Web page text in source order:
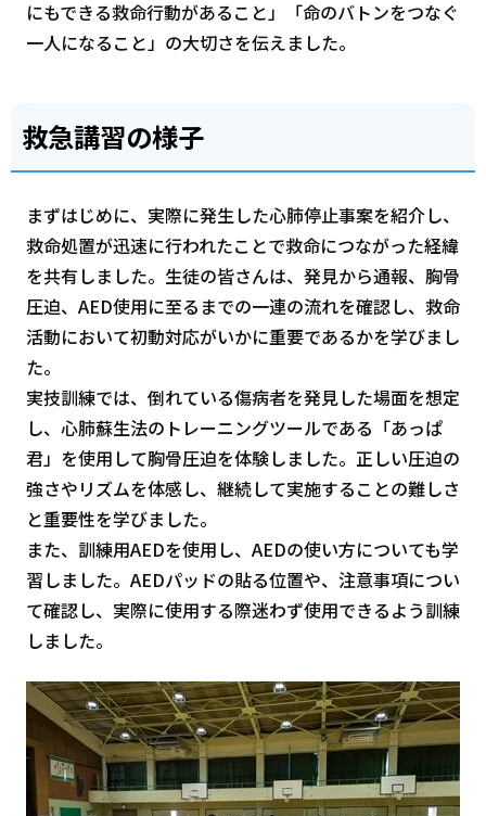
にもできる救命行動があること」「命のバトンをつなぐ
一人になること」の大切さを伝えました。
救急講習の様子
まずはじめに、実際に発生した心肺停止事案を紹介し、
救命処置が迅速に行われたことで救命につながった経緯
を共有しました。生徒の皆さんは、発見から通報、胸骨
圧迫、AED使用に至るまでの一連の流れを確認し、救命
活動において初動対応がいかに重要であるかを学びまし
た。
実技訓練では、倒れている傷病者を発見した場面を想定
し、心肺蘇生法のトレーニングツールである「あっぱ
君」を使用して胸骨圧迫を体験しました。正しい圧迫の
強さやリズムを体感し、継続して実施することの難しさ
と重要性を学びました。
また、訓練用AEDを使用し、AEDの使い方についても学
習しました。AEDパッドの貼る位置や、注意事項につい
て確認し、実際に使用する際迷わず使用できるよう訓練
しました。